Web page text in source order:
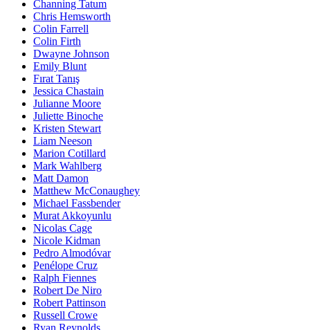
Channing Tatum
Chris Hemsworth
Colin Farrell
Colin Firth
Dwayne Johnson
Emily Blunt
Fırat Tanış
Jessica Chastain
Julianne Moore
Juliette Binoche
Kristen Stewart
Liam Neeson
Marion Cotillard
Mark Wahlberg
Matt Damon
Matthew McConaughey
Michael Fassbender
Murat Akkoyunlu
Nicolas Cage
Nicole Kidman
Pedro Almodóvar
Penélope Cruz
Ralph Fiennes
Robert De Niro
Robert Pattinson
Russell Crowe